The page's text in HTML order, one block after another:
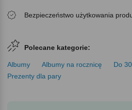
Bezpieczeństwo użytkowania
Polecane kategorie:
Albumy Albumy na rocznicę Do
Prezenty dla pary